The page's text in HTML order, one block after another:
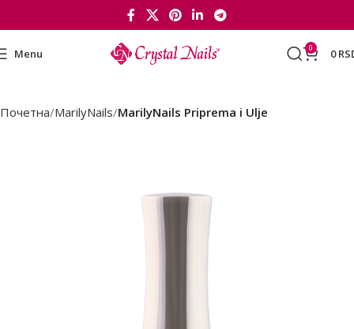
Menu 0 0
Почетна MarilyNails MarilyNails Priprema i Ulje